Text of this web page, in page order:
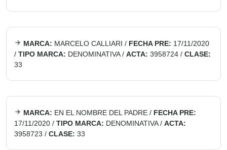
MARCA: MARCELO CALLIARI / FECHA PRE: 17/11/2020
/ TIPO MARCA: DENOMINATIVA/ ACTA: 3958724 / CLASE:
33
MARCA: EN EL NOMBRE DEL PADRE / FECHA PRE:
17/11/2020 / TIPO MARCA: DENOMINATIVA/ ACTA:
3958723 / CLASE: 33